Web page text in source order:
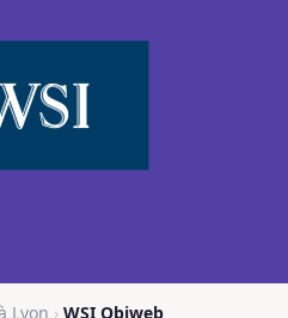
Lyon › WSI Obiweb